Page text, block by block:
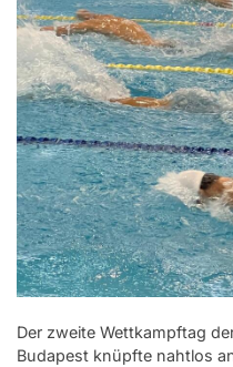
Der zweite Wettkampftag
Budapest knüpfte nahtlos